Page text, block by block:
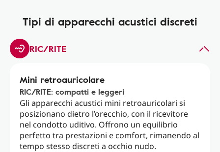
Tipi di apparecchi acustici discreti
RIC/RITE
Mini retroauricolare
RIC/RITE: compatti e leggeri
Gli apparecchi acustici mini retroauricolari si
posizionano dietro l’orecchio, con il ricevitore
nel condotto uditivo. Offrono un equilibrio
perfetto tra prestazioni e comfort, rimanendo al
tempo stesso discreti a occhio nudo.